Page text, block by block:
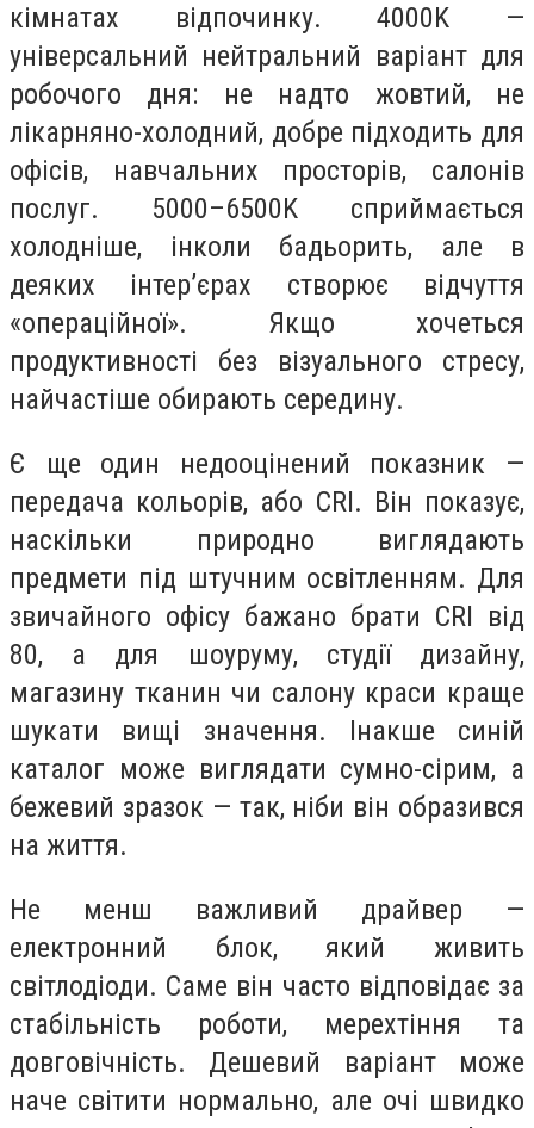
кімнатах відпочинку. 4000K —
універсальний нейтральний варіант для
робочого дня: не надто жовтий, не
лікарняно-холодний, добре підходить для
офісів, навчальних просторів, салонів
послуг. 5000–6500K сприймається
холодніше, інколи бадьорить, але в
деяких інтер’єрах створює відчуття
«операційної». Якщо хочеться
продуктивності без візуального стресу,
найчастіше обирають середину.
Є ще один недооцінений показник —
передача кольорів, або CRI. Він показує,
наскільки природно виглядають
предмети під штучним освітленням. Для
звичайного офісу бажано брати CRI від
80, а для шоуруму, студії дизайну,
магазину тканин чи салону краси краще
шукати вищі значення. Інакше синій
каталог може виглядати сумно-сірим, а
бежевий зразок — так, ніби він образився
на життя.
Не менш важливий драйвер —
електронний блок, який живить
світлодіоди. Саме він часто відповідає за
стабільність роботи, мерехтіння та
довговічність. Дешевий варіант може
наче світити нормально, але очі швидко